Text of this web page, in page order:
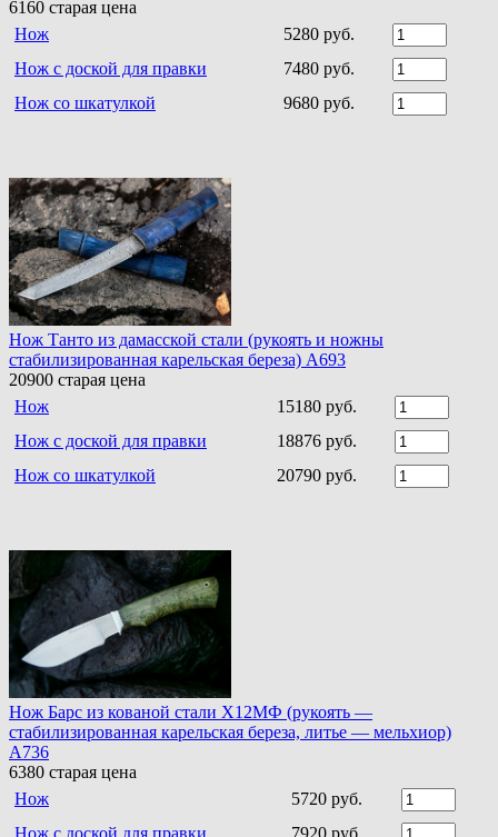
6160 старая цена
Нож
5280 руб.
Нож с доской для правки
7480 руб.
Нож со шкатулкой
9680 руб.
Нож Танто из дамасской стали (рукоять и ножны
стабилизированная карельская береза) A693
20900 старая цена
Нож
15180 руб.
Нож с доской для правки
18876 руб.
Нож со шкатулкой
20790 руб.
Нож Барс из кованой стали Х12МФ (рукоять —
стабилизированная карельская береза, литье — мельхиор)
A736
6380 старая цена
Нож
5720 руб.
Нож с доской для правки
7920 руб.